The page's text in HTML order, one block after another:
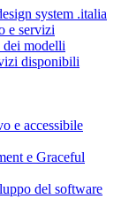
system .italia
e servizi
dei modelli
disponibili
e accessibile
e Graceful
del software